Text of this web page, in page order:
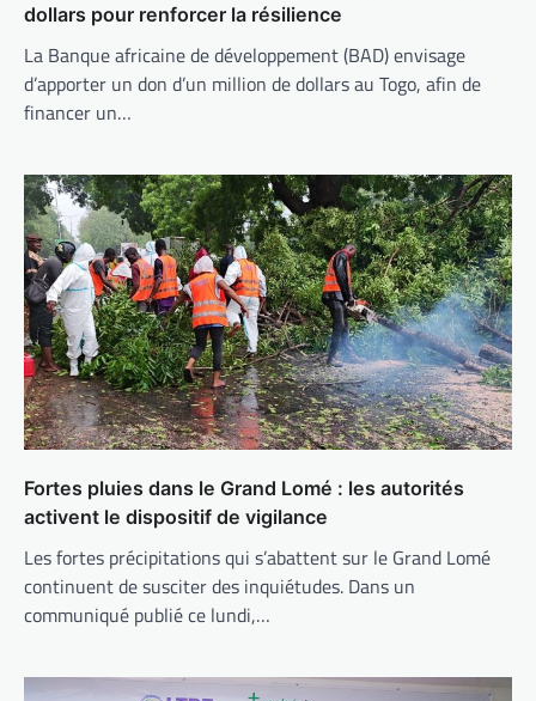
dollars pour renforcer la résilience
La Banque africaine de développement (BAD) envisage
d’apporter un don d’un million de dollars au Togo, afin de
financer un…
Fortes pluies dans le Grand Lomé : les autorités
activent le dispositif de vigilance
Les fortes précipitations qui s’abattent sur le Grand Lomé
continuent de susciter des inquiétudes. Dans un
communiqué publié ce lundi,…